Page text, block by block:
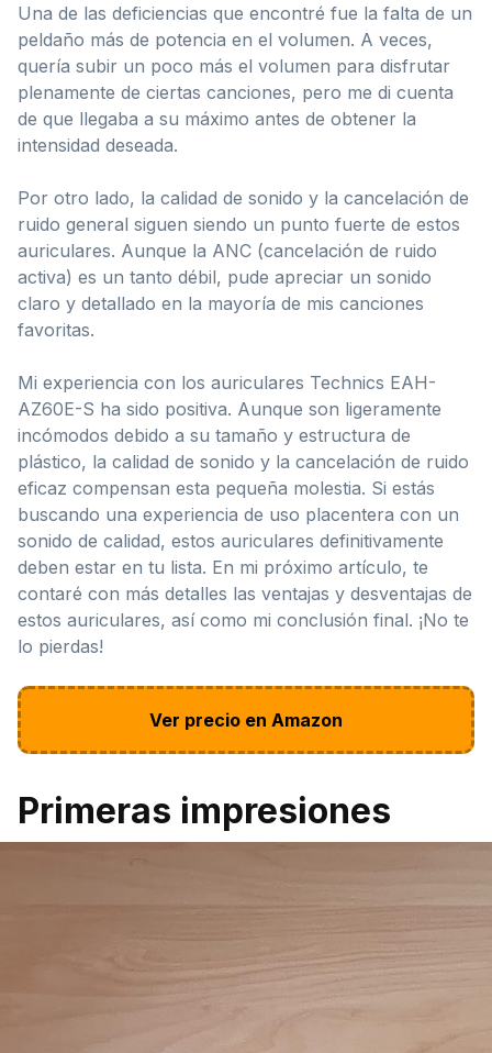
Una de las deficiencias que encontré fue la falta de un
peldaño más de potencia en el volumen. A veces,
quería subir un poco más el volumen para disfrutar
plenamente de ciertas canciones, pero me di cuenta
de que llegaba a su máximo antes de obtener la
intensidad deseada.
Por otro lado, la calidad de sonido y la cancelación de
ruido general siguen siendo un punto fuerte de estos
auriculares. Aunque la ANC (cancelación de ruido
activa) es un tanto débil, pude apreciar un sonido
claro y detallado en la mayoría de mis canciones
favoritas.
Mi experiencia con los auriculares Technics EAH-
AZ60E-S ha sido positiva. Aunque son ligeramente
incómodos debido a su tamaño y estructura de
plástico, la calidad de sonido y la cancelación de ruido
eficaz compensan esta pequeña molestia. Si estás
buscando una experiencia de uso placentera con un
sonido de calidad, estos auriculares definitivamente
deben estar en tu lista. En mi próximo artículo, te
contaré con más detalles las ventajas y desventajas de
estos auriculares, así como mi conclusión final. ¡No te
lo pierdas!
Ver precio en Amazon
Primeras impresiones